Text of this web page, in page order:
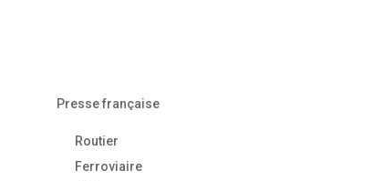
Presse française
Routier
Ferroviaire